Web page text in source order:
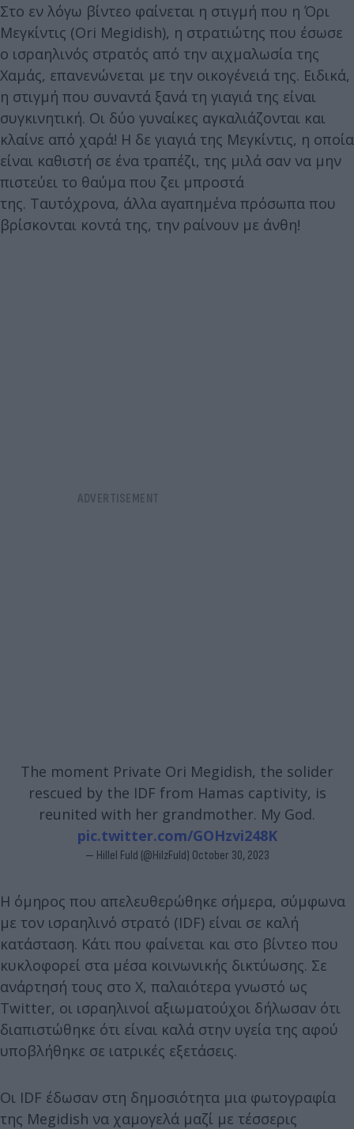
Στο εν λόγω βίντεο φαίνεται η στιγμή που η Όρι
Μεγκίντις (Ori Megidish), η στρατιώτης που έσωσε
ο ισραηλινός στρατός από την αιχμαλωσία της
Χαμάς, επανενώνεται με την οικογένειά της. Ειδικά,
η στιγμή που συναντά ξανά τη γιαγιά της είναι
συγκινητική. Οι δύο γυναίκες αγκαλιάζονται και
κλαίνε από χαρά! Η δε γιαγιά της Μεγκίντις, η οποία
είναι καθιστή σε ένα τραπέζι, της μιλά σαν να μην
πιστεύει το θαύμα που ζει μπροστά
της. Ταυτόχρονα, άλλα αγαπημένα πρόσωπα που
βρίσκονται κοντά της, την ραίνουν με άνθη!
The moment Private Ori Megidish, the solider
rescued by the IDF from Hamas captivity, is
reunited with her grandmother. My God.
pic.twitter.com/GOHzvi248K
— Hillel Fuld (@HilzFuld) October 30, 2023
Η όμηρος που απελευθερώθηκε σήμερα, σύμφωνα
με τον ισραηλινό στρατό (IDF) είναι σε καλή
κατάσταση. Κάτι που φαίνεται και στο βίντεο που
κυκλοφορεί στα μέσα κοινωνικής δικτύωσης. Σε
ανάρτησή τους στο X, παλαιότερα γνωστό ως
Twitter, οι ισραηλινοί αξιωματούχοι δήλωσαν ότι
διαπιστώθηκε ότι είναι καλά στην υγεία της αφού
υποβλήθηκε σε ιατρικές εξετάσεις.
Οι IDF έδωσαν στη δημοσιότητα μια φωτογραφία
της Megidish να χαμογελά μαζί με τέσσερις